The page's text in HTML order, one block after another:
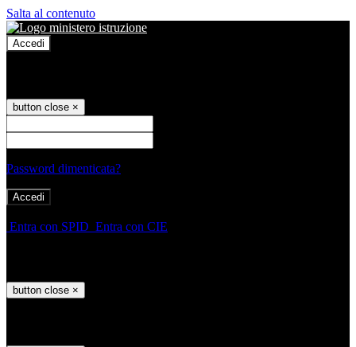
Salta al contenuto
Accedi
button close ×
Password dimenticata?
Entra con SPID Entra con CIE
button close ×